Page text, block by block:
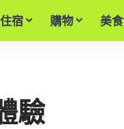
住宿 購物 美食
驗